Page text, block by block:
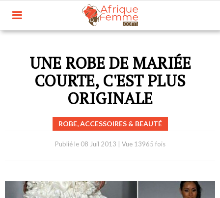
UNE ROBE DE MARIÉE
COURTE, C'EST PLUS
ORIGINALE
ROBE, ACCESSOIRES & BEAUTÉ
Publié le 08 Juil 2013 Vue 13965 fois